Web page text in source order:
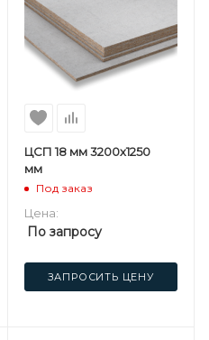
ЦСП 18 мм 3200х1250
мм
Под заказ
Цена:
По запросу
ЗАПРОСИТЬ ЦЕНУ